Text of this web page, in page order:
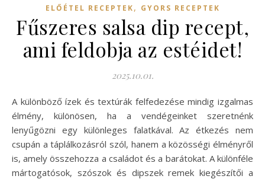
ELŐÉTEL RECEPTEK, GYORS RECEPTEK
Fűszeres salsa dip recept,
ami feldobja az estéidet!
2025.10.01.
A különböző ízek és textúrák felfedezése mindig izgalmas
élmény, különösen, ha a vendégeinket szeretnénk
lenyűgözni egy különleges falatkával. Az étkezés nem
csupán a táplálkozásról szól, hanem a közösségi élményről
is, amely összehozza a családot és a barátokat. A különféle
mártogatósok, szószok és dipszek remek kiegészítői a